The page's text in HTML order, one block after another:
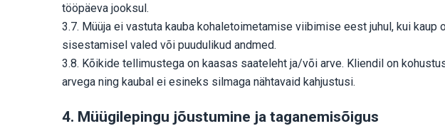
tööpäeva jooksul.
3.7. Müüja ei vastuta kauba kohaletoimetamise viibimise eest juhul, kui
sisestamisel valed või puudulikud andmed.
3.8. Kõikide tellimustega on kaasas saateleht ja/või arve. Kliendil on
arvega ning kaubal ei esineks silmaga nähtavaid kahjustusi.
4. Müügilepingu jõustumine ja taganemisõigus